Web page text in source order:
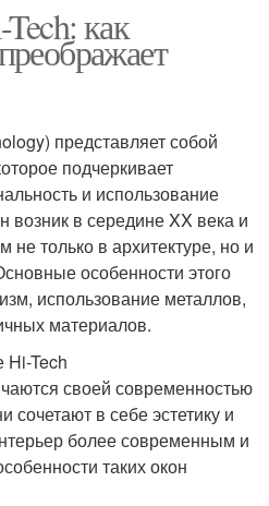
как
представляет собой
подчеркивает
и использование
возник в середине XX века и
не только в архитектуре, но и
особенности этого
использование металлов,
материалов.
Hi-Tech
своей современностью
в себе эстетику и
более современным и
таких окон